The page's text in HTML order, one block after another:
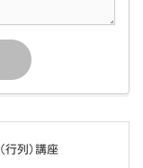
行列)講座